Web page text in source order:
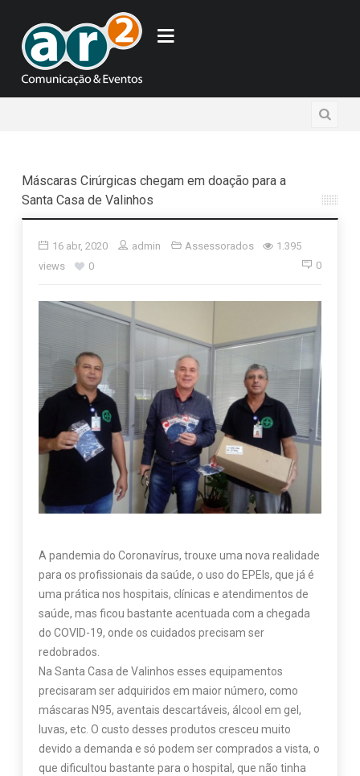
Máscaras Cirúrgicas chegam em doação para a
Santa Casa de Valinhos
16 abr, 2020 admin Assessorados
1.395
views
0 0
A pandemia do Coronavírus, trouxe uma nova realidade
para os profissionais da saúde, o uso do EPEIs, que já é
uma prática nos hospitais, clínicas e atendimentos de
saúde, mas ficou bastante acentuada com a chegada
do COVID-19, onde os cuidados precisam ser
redobrados.
Na Santa Casa de Valinhos esses equipamentos
precisaram ser adquiridos em maior número, como
máscaras N95, aventais descartáveis, álcool em gel,
luvas, etc. O custo desses produtos cresceu muito
devido a demanda e só podem ser comprados a vista, o
que dificultou bastante para o hospital, que não tinha